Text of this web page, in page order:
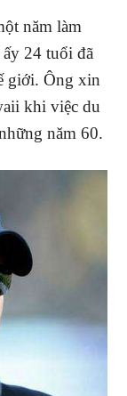
năm làm
24 tuổi đã
giới. Ông xin
khi việc du
năm 60.